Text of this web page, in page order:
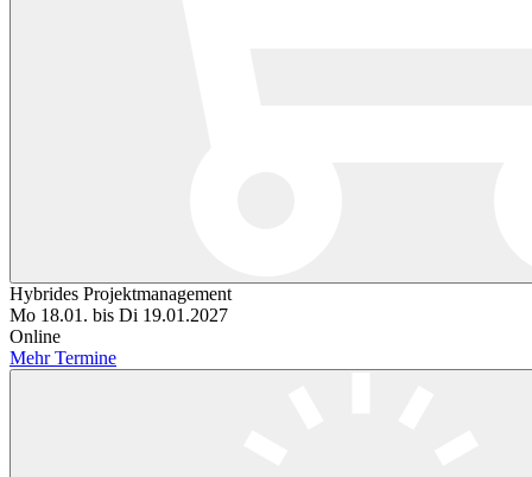
Hybrides Projektmanagement
Mo 18.01. bis Di 19.01.2027
Online
Mehr Termine